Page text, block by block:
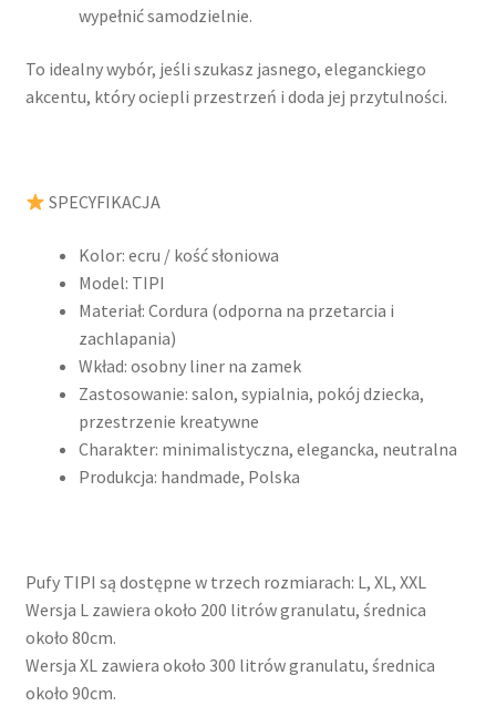
wypełnić samodzielnie.
To idealny wybór, jeśli szukasz jasnego, eleganckiego
akcentu, który ociepli przestrzeń i doda jej przytulności.
SPECYFIKACJA
Kolor: ecru / kość słoniowa
Model: TIPI
Materiał: Cordura (odporna na przetarcia i
zachlapania)
Wkład: osobny liner na zamek
Zastosowanie: salon, sypialnia, pokój dziecka,
przestrzenie kreatywne
Charakter: minimalistyczna, elegancka, neutralna
Produkcja: handmade, Polska
Pufy TIPI są dostępne w trzech rozmiarach: L, XL, XXL
Wersja L zawiera około 200 litrów granulatu, średnica
około 80cm.
Wersja XL zawiera około 300 litrów granulatu, średnica
około 90cm.